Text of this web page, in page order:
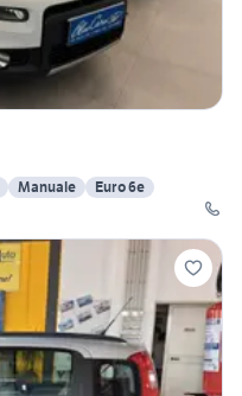
Manuale
Euro 6e